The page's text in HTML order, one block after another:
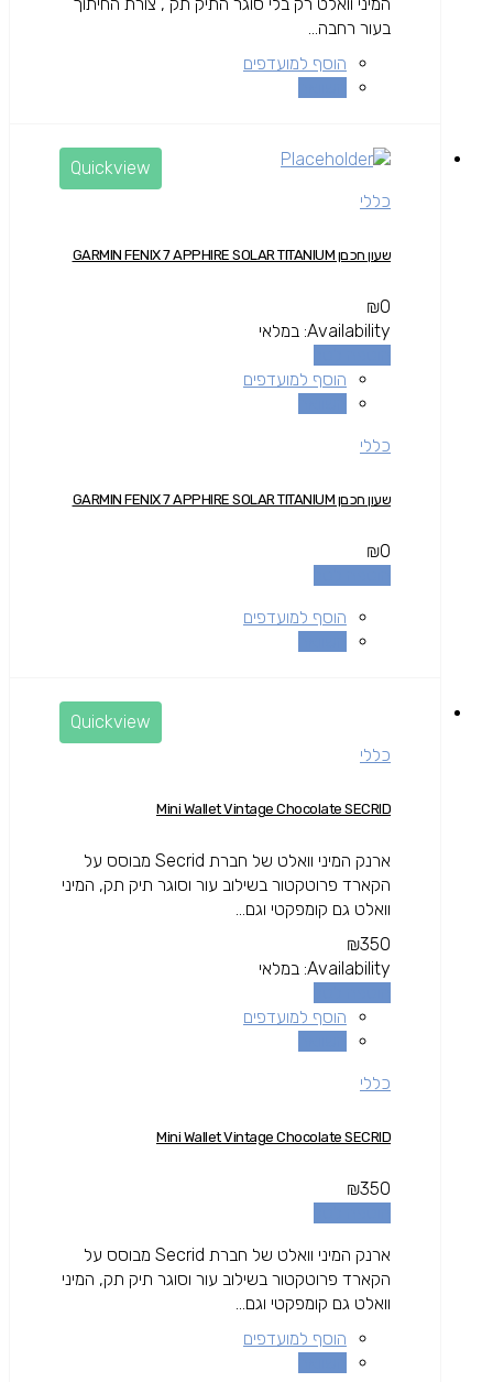
בעור רחבה...
הוסף למועדפים
Quickview
כללי
שעון חכםן GARMIN FENIX 7 APPHIRE SOLAR TITANIUM
₪0
Availability: במלאי
הוסף למועדפים
כללי
שעון חכםן GARMIN FENIX 7 APPHIRE SOLAR TITANIUM
₪0
הוסף למועדפים
Quickview
כללי
Mini Wallet Vintage Chocolate SECRID
ארנק המיני וואלט של חברת Secrid מבוסס על
הקארד פרוטקטור בשילוב עור וסוגר תיק תק, המיני
וואלט גם קומפקטי וגם...
₪350
Availability: במלאי
הוסף למועדפים
כללי
Mini Wallet Vintage Chocolate SECRID
₪350
ארנק המיני וואלט של חברת Secrid מבוסס על
הקארד פרוטקטור בשילוב עור וסוגר תיק תק, המיני
וואלט גם קומפקטי וגם...
הוסף למועדפים